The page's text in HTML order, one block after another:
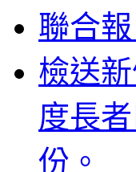
聯合
檢送
度長
份。